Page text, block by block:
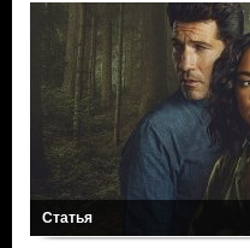
Статья